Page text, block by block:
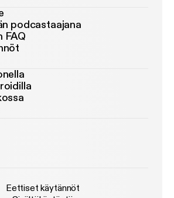
podcastaajana
FAQ
Eettiset käytännöt